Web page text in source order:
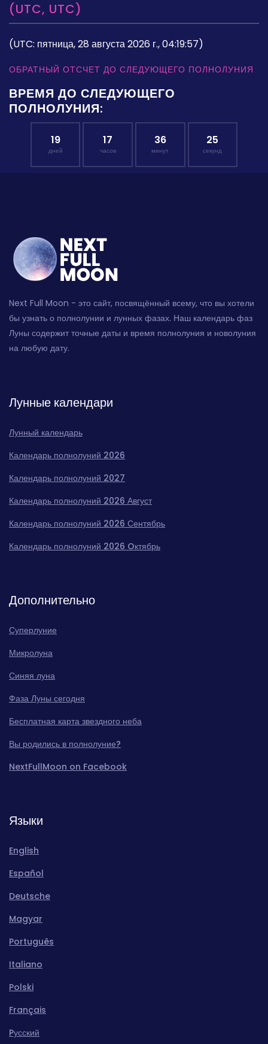
(UTC, UTC)
(UTC: пятница, 28 августа 2026 г., 04:19:57)
ОБРАТНЫЙ ОТСЧЕТ ДО СЛЕДУЮЩЕГО ПОЛНОЛУНИЯ
ВРЕМЯ ДО СЛЕДУЮЩЕГО
ПОЛНОЛУНИЯ:
19
дней
17
часов
36
минут
24
секунд
Next Full Moon - это сайт, посвящённый всему, что вы хотели
бы узнать о полнолунии и лунных фазах. Наш календарь фаз
Луны содержит точные даты и время полнолуния и новолуния
на любую дату.
Лунные календари
Лунный календарь
Календарь полнолуний 2026
Календарь полнолуний 2027
Календарь полнолуний 2026 Август
Календарь полнолуний 2026 Сентябрь
Календарь полнолуний 2026 Oктябрь
Дополнительно
Суперлуние
Микролуна
Синяя луна
Фаза Луны сегодня
Бесплатная карта звездного неба
Вы родились в полнолуние?
NextFullMoon on Facebook
Языки
English
Español
Deutsche
Magyar
Português
Italiano
Polski
Français
Pусский